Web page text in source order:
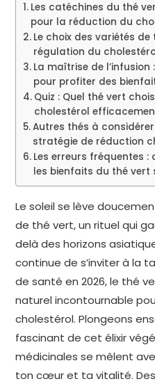
Les catéchines du thé
pour la réduction du
Le choix des variétés
régulation du
La maîtrise de
pour profiter des
Quiz : Quel thé vert
cholestérol
Autres thés à
stratégie de réduction
Les erreurs fréquentes
les bienfaits du thé vert
Le soleil se lève
de thé vert, un rituel qui
delà des horizons
continue de s’inviter à la
de santé en 2026, le thé
naturel incontournable
cholestérol. Plongeons
fascinant de cet élixir
médicinales se mêlent
ton cœur et ta vitalité.